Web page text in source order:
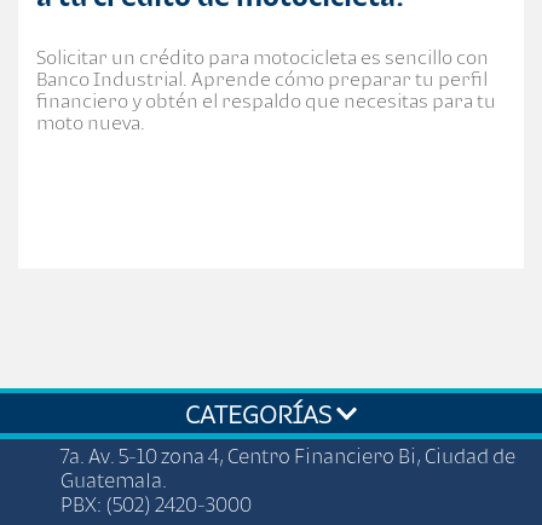
Solicitar un crédito para motocicleta es sencillo con
Banco Industrial. Aprende cómo preparar tu perfil
financiero y obtén el respaldo que necesitas para tu
moto nueva.
CATEGORÍAS
7a. Av. 5-10 zona 4, Centro Financiero Bi, Ciudad de
Guatemala.
PBX: (502) 2420-3000